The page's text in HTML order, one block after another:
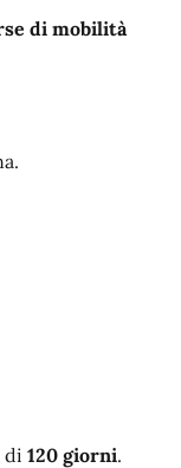
di mobilità
di 120 giorni.